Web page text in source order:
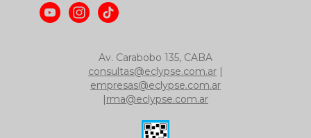
Av. Carabobo 135, CABA
consultas@eclypse.com.ar |
empresas@eclypse.com.ar
|rma@eclypse.com.ar